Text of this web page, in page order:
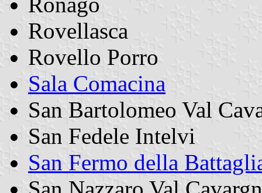
Rovellasca
Rovello Porro
Sala Comacina
San Bartolomeo Val
San Fedele Intelvi
San Fermo della